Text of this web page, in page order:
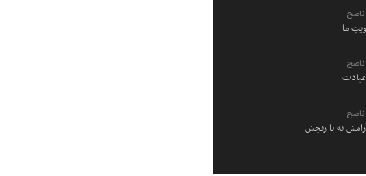
ناصح
ما
ناصح
ناصح
نه با رنجش